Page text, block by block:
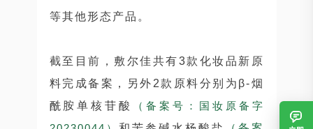
等其他形态产品。
截至目前，敷尔佳共有3款化妆品新原
料完成备案，另外2款原料分别为β-烟
酰胺单核苷酸
（备案号：国妆原备字